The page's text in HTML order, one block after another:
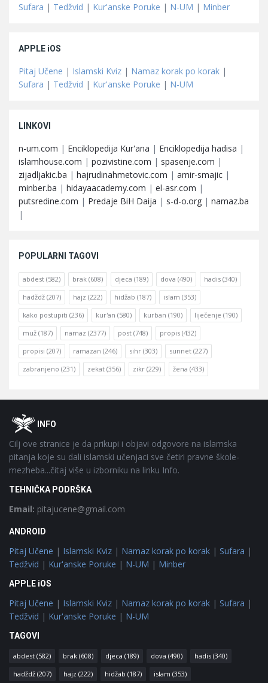
Sufara | Tedžvid | Kur'anske Poruke | N-UM | Minber
APPLE iOS
Pitaj Učene | Islamski Kviz | Namaz korak po korak |
Sufara | Tedžvid | Kur'anske Poruke | N-UM
LINKOVI
n-um.com | Enciklopedija Kur'ana | Enciklopedija hadisa |
islamhouse.com | pozivistine.com | spasenje.com |
zijadljakic.ba | hajrudinahmetovic.com | amir-smajic |
minber.ba | hidayaacademy.com | el-asr.com |
putsredine.com | Predaje BiH Daija | s-d-o.org | namaz.ba
|
POPULARNI TAGOVI
abdest (582) brak (608) djeca (189) dova (490) hadis (340)
hadždž (207) hajz (222) hidžab (187) islam (353)
kako postupiti (236) kur'an (580) kurban (190) liječenje (190)
muž (187) namaz (2377) post (748) propis (432)
propisi (207) ramazan (246) sihr (303) sunnet (227)
zabranjeno (231) zekat (356) zikr (229) žena (433)
FooterOINFO
Cilj ove stranice je da prikupi i objavi odgovore na islamska
pitanja koje su dali islamski učenjaci sve četiri pravne škole-
mezheba...čitaj više u izborniku na linku Info.
TEHNIČKA PODRŠKA
Email: pitajucene@gmail.com
ANDROID
Pitaj Učene | Islamski Kviz | Namaz korak po korak | Sufara |
Tedžvid | Kur'anske Poruke | N-UM | Minber
APPLE iOS
Pitaj Učene | Islamski Kviz | Namaz korak po korak | Sufara |
Tedžvid | Kur'anske Poruke | N-UM
TAGOVI
abdest (582) brak (608) djeca (189) dova (490) hadis (340)
hadždž (207) hajz (222) hidžab (187) islam (353)